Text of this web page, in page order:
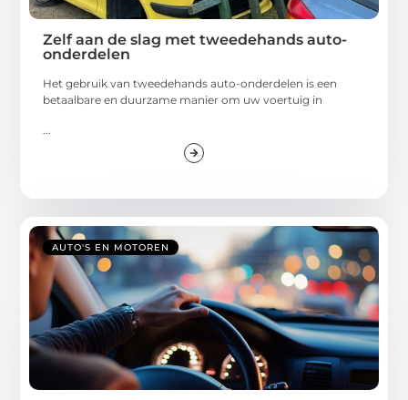
Zelf aan de slag met tweedehands auto-
onderdelen
Het gebruik van tweedehands auto-onderdelen is een
betaalbare en duurzame manier om uw voertuig in
AUTO'S EN MOTOREN